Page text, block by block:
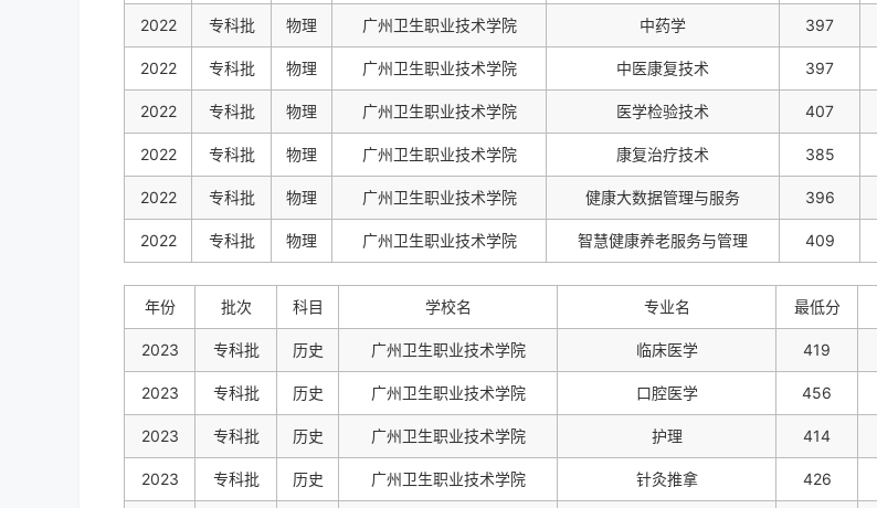
2022 专科批 物理 广州卫生职业技术学院 中药学 397
2022 专科批 物理 广州卫生职业技术学院 中医康复技术 397
2022 专科批 物理 广州卫生职业技术学院 医学检验技术 407
2022 专科批 物理 广州卫生职业技术学院 康复治疗技术 385
2022 专科批 物理 广州卫生职业技术学院 健康大数据管理与服务 396
2022 专科批 物理 广州卫生职业技术学院 智慧健康养老服务与管理 409
年份 批次 科目 学校名 专业名 最低分
2023 专科批 历史 广州卫生职业技术学院 临床医学 419
2023 专科批 历史 广州卫生职业技术学院 口腔医学 456
2023 专科批 历史 广州卫生职业技术学院 护理 414
2023 专科批 历史 广州卫生职业技术学院 针灸推拿 426